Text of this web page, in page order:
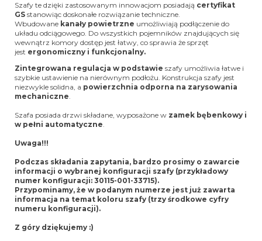
Szafy te dzięki zastosowanym innowacjom posiadają certyfikat
GS stanowiąc doskonałe rozwiązanie techniczne.
Wbudowane kanały powietrzne umożliwiają podłączenie do
układu odciągowego. Do wszystkich pojemników znajdujących się
wewnątrz komory dostęp jest łatwy, co sprawia że sprzęt
jest ergonomiczny i funkcjonalny.
Zintegrowana regulacja w podstawie szafy umożliwia łatwe i
szybkie ustawienie na nierównym podłożu. Konstrukcja szafy jest
niezwykle solidna, a powierzchnia odporna na zarysowania
mechaniczne.
Szafa posiada drzwi składane, wyposażone w zamek bębenkowy i
w pełni automatyczne.
Uwaga!!!
Podczas składania zapytania, bardzo prosimy o zawarcie
informacji o wybranej konfiguracji szafy (przykładowy
numer konfiguracji: 30115-001-33715).
Przypominamy, że w podanym numerze jest już zawarta
informacja na temat koloru szafy (trzy środkowe cyfry
numeru konfiguracji).
Z góry dziękujemy :)